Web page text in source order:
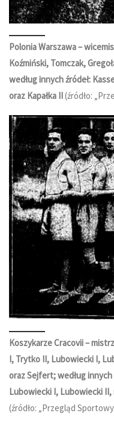
Polonia Warszawa –
Koźmiński, Tomczak,
według innych źródeł:
oraz Kapałka II(źródło:
Koszykarze Cracovii –
I, Trytko II, Lubowiecki I,
oraz Sejfert; według
Lubowiecki I, Lubowiecki
(źródło: „Przegląd